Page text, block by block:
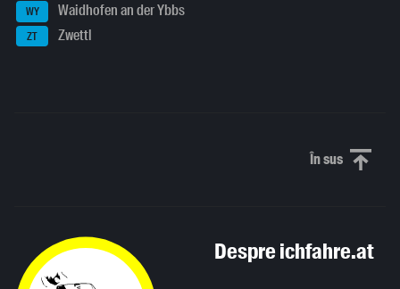
WY Waidhofen an der Ybbs
ZT Zwettl
În susDerulați
Despre ichfahre.at